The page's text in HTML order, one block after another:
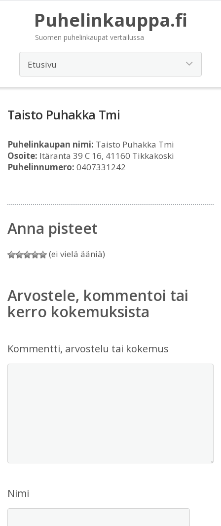
Puhelinkauppa.fi
Suomen puhelinkaupat vertailussa
Taisto Puhakka Tmi
Puhelinkaupan nimi: Taisto Puhakka Tmi
Osoite: Itäranta 39 C 16, 41160 Tikkakoski
Puhelinnumero: 0407331242
Anna pisteet
(ei vielä ääniä)
Arvostele, kommentoi tai
kerro kokemuksista
Kommentti, arvostelu tai kokemus
Nimi